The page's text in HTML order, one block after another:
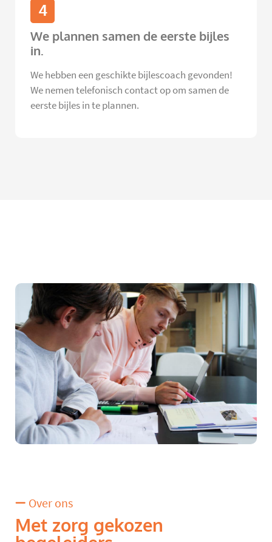
4
We plannen samen de eerste bijles
in.
We hebben een geschikte bijlescoach gevonden!
We nemen telefonisch contact op om samen de
eerste bijles in te plannen.
Over ons
Met zorg gekozen